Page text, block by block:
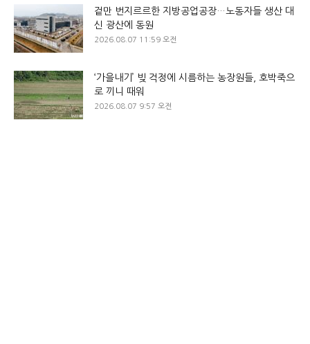
겉만 번지르르한 지방공업공장…노동자들 생산 대
신 광산에 동원
2026.08.07 11:59 오전
‘가을내기’ 빚 걱정에 시름하는 농장원들, 호박죽으
로 끼니 때워
2026.08.07 9:57 오전